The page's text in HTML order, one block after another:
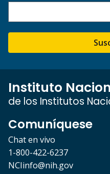
Instituto
de los Institutos
Comuníquese
Chat en vivo
1-800-422-6237
NCIinfo@nih.gov